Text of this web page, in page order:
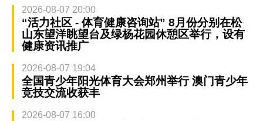
2026-08-07 20:00
“活力社区 - 体育健康咨询站” 8月份分别在松
山东望洋眺望台及绿杨花园休憩区举行，设有
健康资讯推广
2026-08-07 19:04
全国青少年阳光体育大会郑州举行 澳门青少年
竞技交流收获丰
2026-08-07 16:00